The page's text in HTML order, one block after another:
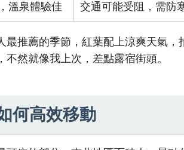
溫泉體驗佳 交通可能受阻，需防
最推薦的季節，紅葉配上涼爽天氣
然就像我上次，差點露宿街頭。
何高效移動